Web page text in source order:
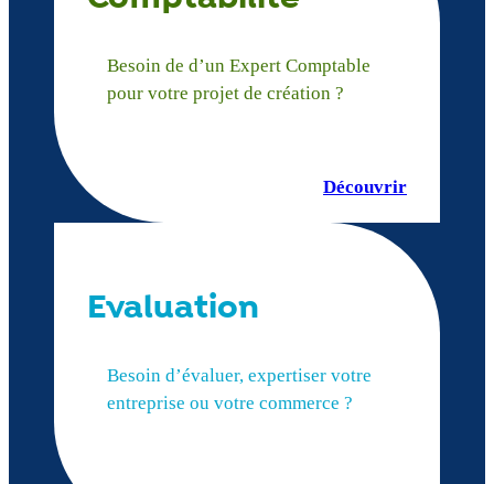
Besoin de d’un Expert Comptable
pour votre projet de création ?
Découvrir
Evaluation
Besoin d’évaluer, expertiser votre
entreprise ou votre commerce ?